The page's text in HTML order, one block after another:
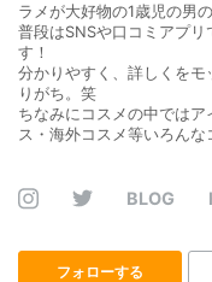
ラメが大好物の1歳児の男の
普段はSNSや口コミアプ
す！
分かりやすく、詳しくを
りがち。笑
ちなみにコスメの中では
ス・海外コスメ等いろんな
BLOG
フォローする